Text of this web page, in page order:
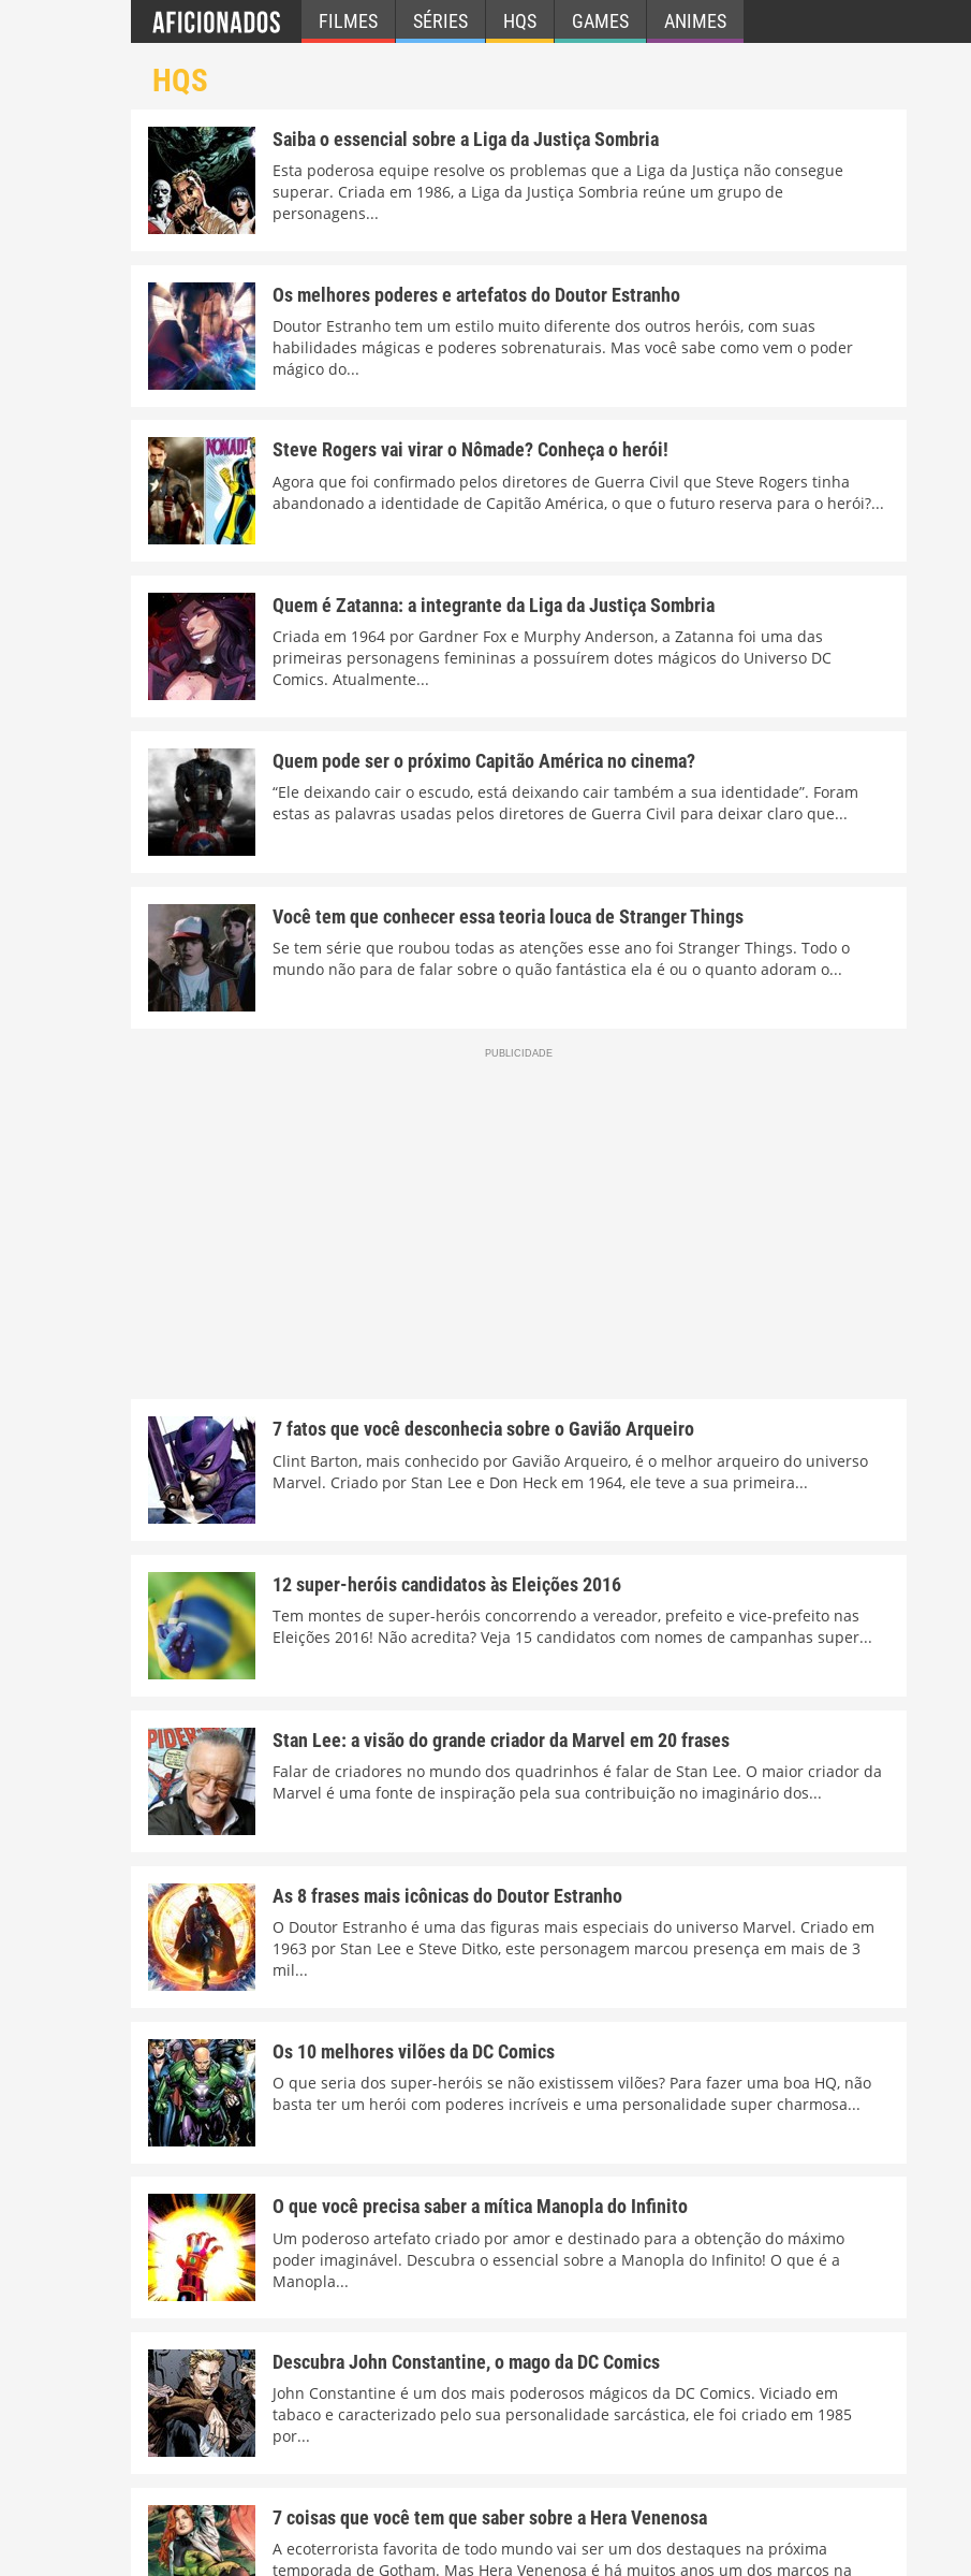
FILMES SÉRIES HQS GAMES ANIMES
HQS
Saiba o essencial sobre a Liga da Justiça Sombria
Esta poderosa equipe resolve os problemas que a Liga da Justiça não consegue
superar. Criada em 1986, a Liga da Justiça Sombria reúne um grupo de
personagens...
Os melhores poderes e artefatos do Doutor Estranho
Doutor Estranho tem um estilo muito diferente dos outros heróis, com suas
habilidades mágicas e poderes sobrenaturais. Mas você sabe como vem o poder
mágico do...
Steve Rogers vai virar o Nômade? Conheça o herói!
Agora que foi confirmado pelos diretores de Guerra Civil que Steve Rogers tinha
abandonado a identidade de Capitão América, o que o futuro reserva para o herói?...
Quem é Zatanna: a integrante da Liga da Justiça Sombria
Criada em 1964 por Gardner Fox e Murphy Anderson, a Zatanna foi uma das
primeiras personagens femininas a possuírem dotes mágicos do Universo DC
Comics. Atualmente...
Quem pode ser o próximo Capitão América no cinema?
“Ele deixando cair o escudo, está deixando cair também a sua identidade”. Foram
estas as palavras usadas pelos diretores de Guerra Civil para deixar claro que...
Você tem que conhecer essa teoria louca de Stranger Things
Se tem série que roubou todas as atenções esse ano foi Stranger Things. Todo o
mundo não para de falar sobre o quão fantástica ela é ou o quanto adoram o...
7 fatos que você desconhecia sobre o Gavião Arqueiro
Clint Barton, mais conhecido por Gavião Arqueiro, é o melhor arqueiro do universo
Marvel. Criado por Stan Lee e Don Heck em 1964, ele teve a sua primeira...
12 super-heróis candidatos às Eleições 2016
Tem montes de super-heróis concorrendo a vereador, prefeito e vice-prefeito nas
Eleições 2016! Não acredita? Veja 15 candidatos com nomes de campanhas super...
Stan Lee: a visão do grande criador da Marvel em 20 frases
Falar de criadores no mundo dos quadrinhos é falar de Stan Lee. O maior criador da
Marvel é uma fonte de inspiração pela sua contribuição no imaginário dos...
As 8 frases mais icônicas do Doutor Estranho
O Doutor Estranho é uma das figuras mais especiais do universo Marvel. Criado em
1963 por Stan Lee e Steve Ditko, este personagem marcou presença em mais de 3
mil...
Os 10 melhores vilões da DC Comics
O que seria dos super-heróis se não existissem vilões? Para fazer uma boa HQ, não
basta ter um herói com poderes incríveis e uma personalidade super charmosa...
O que você precisa saber a mítica Manopla do Infinito
Um poderoso artefato criado por amor e destinado para a obtenção do máximo
poder imaginável. Descubra o essencial sobre a Manopla do Infinito! O que é a
Manopla...
Descubra John Constantine, o mago da DC Comics
John Constantine é um dos mais poderosos mágicos da DC Comics. Viciado em
tabaco e caracterizado pelo sua personalidade sarcástica, ele foi criado em 1985
por...
7 coisas que você tem que saber sobre a Hera Venenosa
A ecoterrorista favorita de todo mundo vai ser um dos destaques na próxima
temporada de Gotham. Mas Hera Venenosa é há muitos anos um dos marcos na